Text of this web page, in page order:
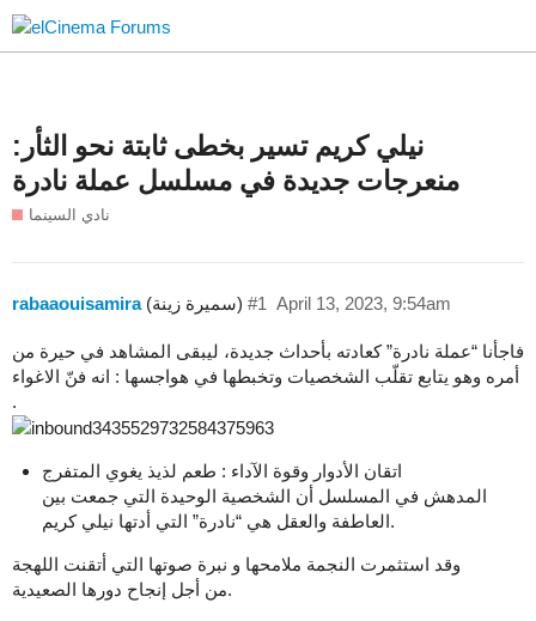
نيلي كريم تسير بخطى ثابتة نحو الثأر:
منعرجات جديدة في مسلسل عملة نادرة
نادي السينما
rabaaouisamira (سميرة زينة) April 13, 2023, 9:54am
#1
فاجأنا “عملة نادرة” كعادته بأحداث جديدة، ليبقى المشاهد في حيرة من
أمره وهو يتابع تقلّب الشخصيات وتخبطها في هواجسها : انه فنّ الاغواء
.
اتقان الأدوار وقوة الآداء : طعم لذيذ يغوي المتفرج
المدهش في المسلسل أن الشخصية الوحيدة التي جمعت بين
العاطفة والعقل هي “نادرة” التي أدتها نيلي كريم.
وقد استثمرت النجمة ملامحها و نبرة صوتها التي أتقنت اللهجة
من أجل إنجاح دورها الصعيدية.